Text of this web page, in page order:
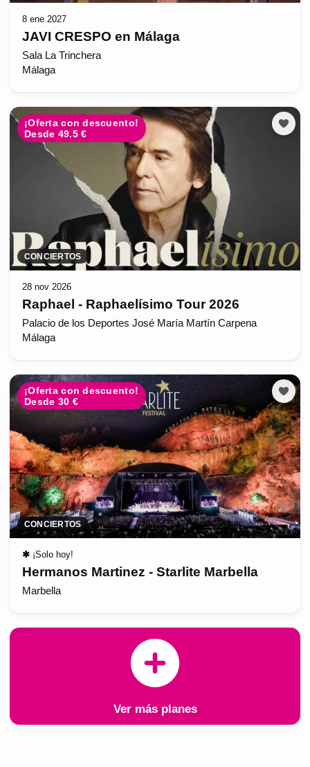
8 ene 2027
JAVI CRESPO en Málaga
Sala La Trinchera
Málaga
¡Oferta con descuento!
Desde 49.5 €
CONCIERTOS
28 nov 2026
Raphael - Raphaelísimo Tour 2026
Palacio de los Deportes José María Martín Carpena
Málaga
¡Oferta con descuento!
Desde 30 €
CONCIERTOS
✱ ¡Solo hoy!
Hermanos Martinez - Starlite Marbella
Marbella
Ver más planes